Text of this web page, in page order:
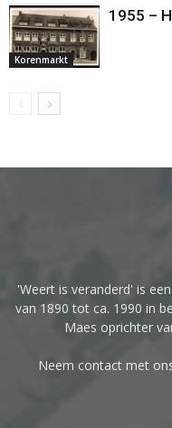
Korenmarkt
1955 –
'Weert is veranderd' is
van 1890 tot ca. 1990 in
Maes oprichter
Neem contact met